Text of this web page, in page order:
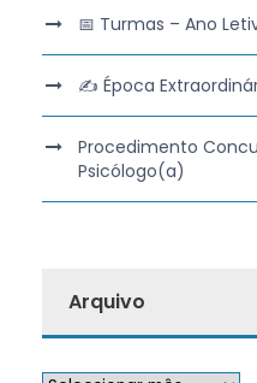
📅 Turmas – Ano
✍️ Época
Procedimento
Psicólogo(a)
Arquivo